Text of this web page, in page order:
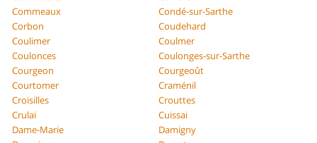
Commeaux
Condé-sur-Sarthe
Corbon
Coudehard
Coulimer
Coulmer
Coulonces
Coulonges-sur-Sarthe
Courgeon
Courgeoût
Courtomer
Craménil
Croisilles
Crouttes
Crulai
Cuissai
Dame-Marie
Damigny